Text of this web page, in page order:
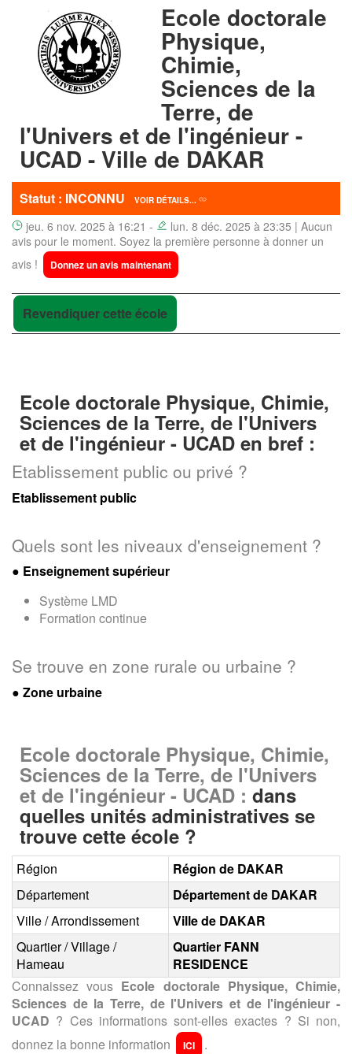
Ecole doctorale
Physique,
Chimie,
Sciences de la
Terre, de
l'Univers et de l'ingénieur -
UCAD - Ville de DAKAR
Statut : INCONNU VOIR DÉTAILS...
jeu. 6 nov. 2025 à 16:21 -
lun. 8 déc. 2025 à 23:35 | Aucun
avis pour le moment. Soyez la première personne à donner un
avis !
Donnez un avis maintenant
Revendiquer cette école
Ecole doctorale Physique, Chimie,
Sciences de la Terre, de l'Univers
et de l'ingénieur - UCAD en bref :
Etablissement public ou privé ?
Etablissement public
Quels sont les niveaux d'enseignement ?
● Enseignement supérieur
Système LMD
Formation continue
Se trouve en zone rurale ou urbaine ?
● Zone urbaine
Ecole doctorale Physique, Chimie,
Sciences de la Terre, de l'Univers
et de l'ingénieur - UCAD : dans
quelles unités administratives se
trouve cette école ?
Région
Région de DAKAR
Département
Département de DAKAR
Ville / Arrondissement
Ville de DAKAR
Quartier / Village /
Hameau
Quartier FANN
RESIDENCE
Connaissez vous Ecole doctorale Physique, Chimie,
Sciences de la Terre, de l'Univers et de l'ingénieur -
UCAD ? Ces informations sont-elles exactes ? Si non,
donnez la bonne information
ICI .